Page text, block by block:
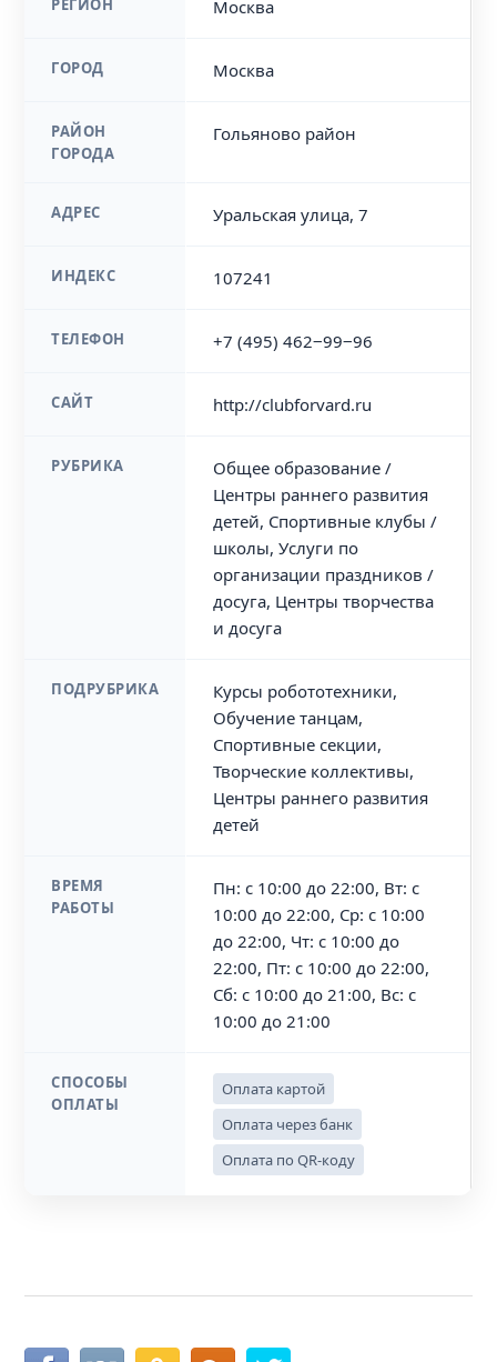
РЕГИОН Москва
ГОРОД Москва
РАЙОН
ГОРОДА
Гольяново район
АДРЕС Уральская улица, 7
ИНДЕКС 107241
ТЕЛЕФОН +7 (495) 462‒99‒96
САЙТ http://clubforvard.ru
РУБРИКА
Общее образование /
Центры раннего развития
детей, Спортивные клубы /
школы, Услуги по
организации праздников /
досуга, Центры творчества
и досуга
ПОДРУБРИКА
Курсы робототехники,
Обучение танцам,
Спортивные секции,
Творческие коллективы,
Центры раннего развития
детей
ВРЕМЯ
РАБОТЫ
Пн: с 10:00 до 22:00, Вт: с
10:00 до 22:00, Ср: с 10:00
до 22:00, Чт: с 10:00 до
22:00, Пт: с 10:00 до 22:00,
Сб: с 10:00 до 21:00, Вс: с
10:00 до 21:00
СПОСОБЫ
ОПЛАТЫ
Оплата картой
Оплата через банк
Оплата по QR-коду